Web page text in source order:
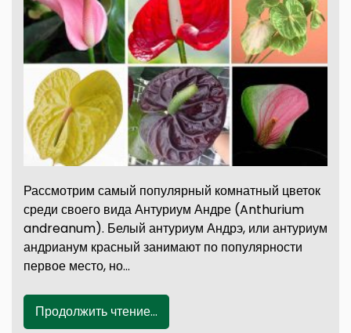
Рассмотрим самый популярный комнатный цветок
среди своего вида Антуриум Андре (Anthurium
andreanum). Белый антуриум Андрэ, или антуриум
андрианум красный занимают по популярности
первое место, но…
Продолжить чтение...